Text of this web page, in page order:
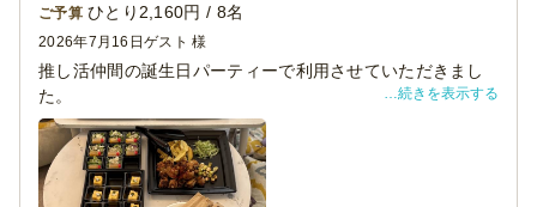
ご予算 ひとり2,160円 / 8名
2026年7月16日 ゲスト 様
推し活仲間の誕生日パーティーで利用させていただきまし
た。
イベント前の人数変更にもすぐに対応してもらえました
し、当日の配達時間も正確で、配達してくださった方も9階
まで運んでいただけてとても助かりました。
お料理は見た目もオシャレで、殆どが小分けになっていた
続きを表示する